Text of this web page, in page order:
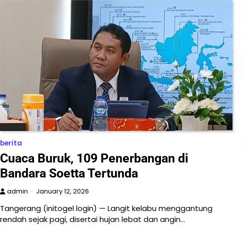
berita
Cuaca Buruk, 109 Penerbangan di
Bandara Soetta Tertunda
admin January 12, 2026
Tangerang (initogel login) — Langit kelabu menggantung
rendah sejak pagi, disertai hujan lebat dan angin…